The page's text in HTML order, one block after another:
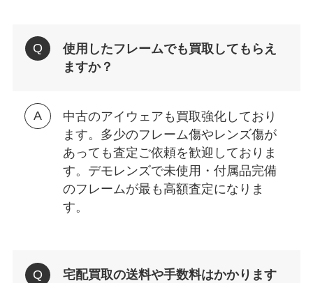
使用したフレームでも買取してもらえ
ますか？
中古のアイウェアも買取強化しており
ます。多少のフレーム傷やレンズ傷が
あっても査定ご依頼を歓迎しておりま
す。デモレンズで未使用・付属品完備
のフレームが最も高額査定になりま
す。
宅配買取の送料や手数料はかかります